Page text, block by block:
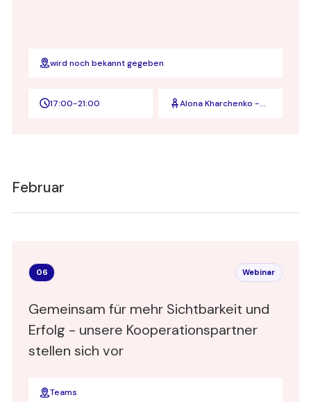
wird noch bekannt gegeben
17:00-21:00
Alona Kharchenko -
Februar
06 Webinar
Gemeinsam für mehr Sichtbarkeit und
Erfolg - unsere Kooperationspartner
stellen sich vor
Teams